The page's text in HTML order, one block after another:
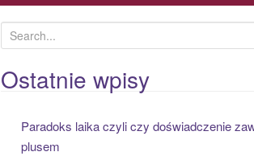
e
a
r
Ostatnie wpisy
Paradoks laika czyli czy doświadczenie
plusem